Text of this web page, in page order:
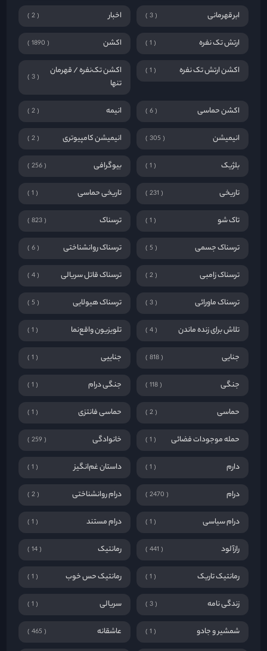
ابرقهرمانی 3 اخبار 2
ارتش تک نفره 1 اکشن 1890
اکشن ارتش تک نفره 1
اکشن تک‌نفره / قهرمان
تنها
3
اکشن حماسی 6 انیمه 2
انیمیشن 305 انیمیشن کامپیوتری 2
بلژیک 1 بیوگرافی 256
تاریخی 231 تاریخی حماسی 1
تاک شو 1 ترسناک 823
ترسناک جسمی 5 ترسناک روانشناختی 6
ترسناک زامبی 2 ترسناک قاتل سریالی 4
ترسناک ماورائی 3 ترسناک هیولایی 5
تلاش برای زنده ماندن 4 تلویزیون واقع‌نما 1
جنایی 818 جناییی 1
جنگی 118 جنگی درام 1
حماسی 2 حماسی فانتزی 1
حمله موجودات فضائی 1 خانوادگی 259
دارم 1 داستان غم‌انگیز 1
درام 2470 درام روانشناختی 2
درام سیاسی 1 درام مستند 1
رازآلود 441 رمانتیک 14
رمانتیک تاریک 1 رمانتیک حس خوب 1
زندگی نامه 3 سریالی 1
شمشیر و جادو 1 عاشقانه 465